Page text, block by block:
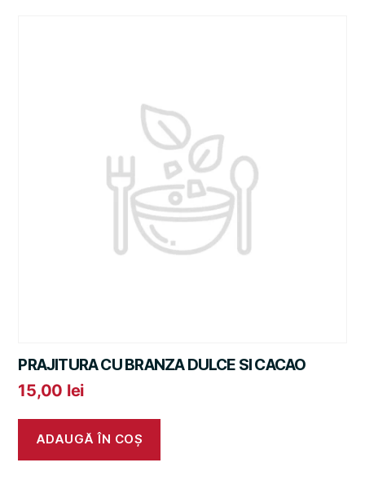
PRAJITURA CU BRANZA DULCE SI CACAO
15,00 lei
ADAUGĂ ÎN COȘ